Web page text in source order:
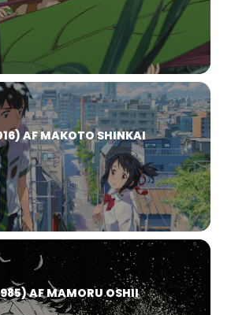
AF MAKOTO SHINKAI
AF MAMORU OSHII